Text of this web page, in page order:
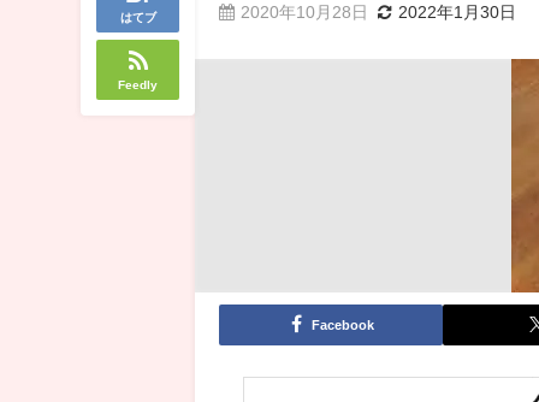
はてブ
Feedly
2020年10月28日 2022年1月30日
Facebook